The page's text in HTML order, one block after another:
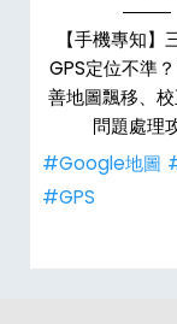
【手機專知】
GPS定位不準
善地圖飄移、
問題處理
#Google地圖
#GPS